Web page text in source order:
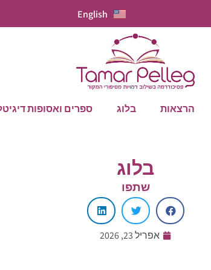
English
הרצאות בלוג ספרים ואסופות
בלוג
שתפו
אפריל 23, 2026